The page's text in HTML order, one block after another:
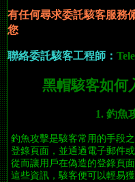
有任何尋求委託駭客服務
您
聯絡委託駭客工程師：
黑帽駭客如何
1. 釣魚
釣魚攻擊是駭客常用的手段
登錄頁面，並通過電子郵件
從而讓用戶在偽造的登錄頁
這些資訊，駭客便可以輕易